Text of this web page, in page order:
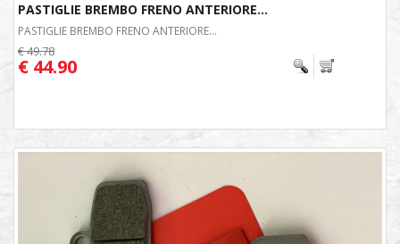
PASTIGLIE BREMBO FRENO ANTERIORE...
PASTIGLIE BREMBO FRENO ANTERIORE...
€ 49.78
€ 44.90